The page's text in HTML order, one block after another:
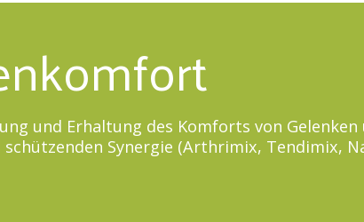
und Erhaltung des Komforts von Gelenken
Synergie (Arthrimix, Tendimix,